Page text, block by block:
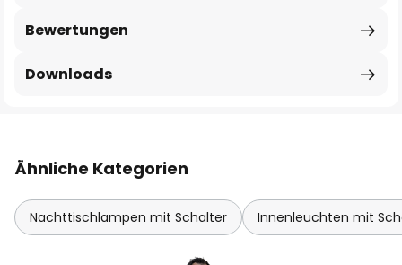
Bewertungen
Downloads
Ähnliche Kategorien
Nachttischlampen mit Schalter Innenleuchten mit